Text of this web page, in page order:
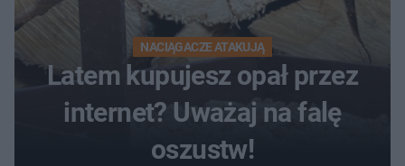
NACIĄGACZE ATAKUJĄ
Latem kupujesz opał przez
internet? Uważaj na falę
oszustw!